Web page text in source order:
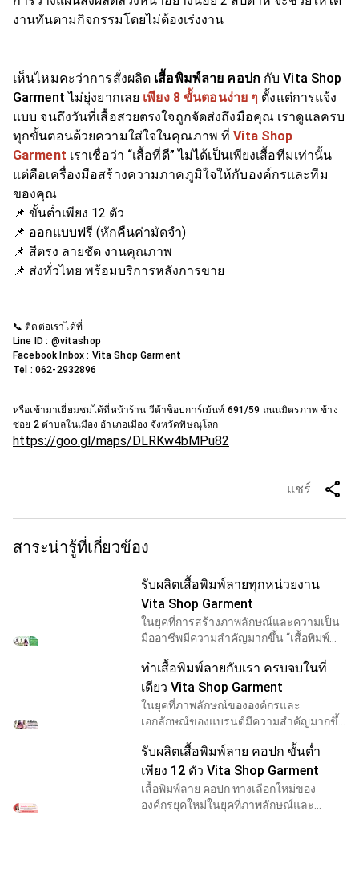
งานทันตามกิจกรรมโดยไม่ต้องเร่งงาน
เห็นไหมคะว่าการสั่งผลิต เสื้อพิมพ์ลาย คอปกกับ Vita Shop
Garment ไม่ยุ่งยากเลย เพียง 8 ขั้นตอนง่าย ๆ ตั้งแต่การแจ้ง
แบบ จนถึงวันที่เสื้อสวยตรงใจถูกจัดส่งถึงมือคุณ เราดูแลครบ
ทุกขั้นตอนด้วยความใส่ใจในคุณภาพ ที่Vita Shop
Garment เราเชื่อว่า “เสื้อที่ดี” ไม่ได้เป็นเพียงเสื้อทีมเท่านั้น
แต่คือเครื่องมือสร้างความภาคภูมิใจให้กับองค์กรและทีม
ของคุณ
📌 ขั้นต่ำเพียง 12 ตัว
📌 ออกแบบฟรี (หักคืนค่ามัดจำ)
📌 สีตรง ลายชัด งานคุณภาพ
📌 ส่งทั่วไทย พร้อมบริการหลังการขาย
📞 ติดต่อเราได้ที่
Line ID : @vitashop
Facebook Inbox : Vita Shop Garment
Tel : 062-2932896
หรือเข้ามาเยี่ยมชมได้ที่หน้าร้าน วีต้าช็อปการ์เม้นท์ 691/59 ถนนมิตรภาพ ข้าง
ซอย 2 ตำบลในเมือง อำเภอเมือง จังหวัดพิษณุโลก
https://goo.gl/maps/DLRKw4bMPu82
แชร์ share
สาระน่ารู้ที่เกี่ยวข้อง
รับผลิตเสื้อพิมพ์ลายทุกหน่วยงาน
Vita Shop Garment
ในยุคที่การสร้างภาพลักษณ์และความเป็น
มืออาชีพมีความสำคัญมากขึ้น “เสื้อพิมพ์
ไม่ว่าจะเป็นหน่วยงานราชการ บริษัท
เอกชน โรงเรี
ทำเสื้อพิมพ์ลายกับเรา ครบจบในที่
เดียว Vita Shop Garment
ในยุคที่ภาพลักษณ์ขององค์กรและ
เอกลักษณ์ของแบรนด์มีความสำคัญมากขึ้น
งาน หรือทีมต่าง ๆ จึงกลายเป็นสิ่งจำเป็น ไม่
ว่าจะเป็นงาน
รับผลิตเสื้อพิมพ์ลาย คอปก ขั้นต่ำ
เพียง 12 ตัว Vita Shop Garment
เสื้อพิมพ์ลาย คอปก ทางเลือกใหม่ของ
องค์กรยุคใหม่ในยุคที่ภาพลักษณ์และ